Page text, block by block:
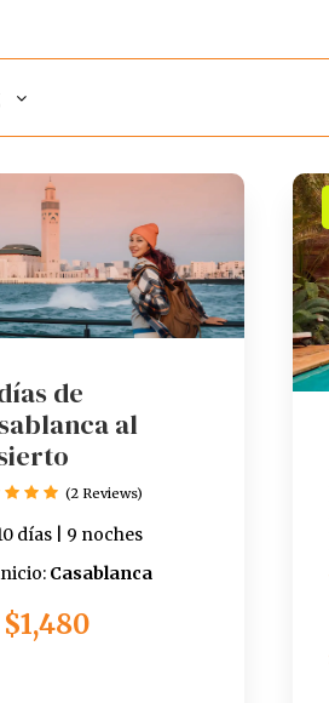
de
al
$1,480
días | 9 noches
Casablanca
(2 Reviews)